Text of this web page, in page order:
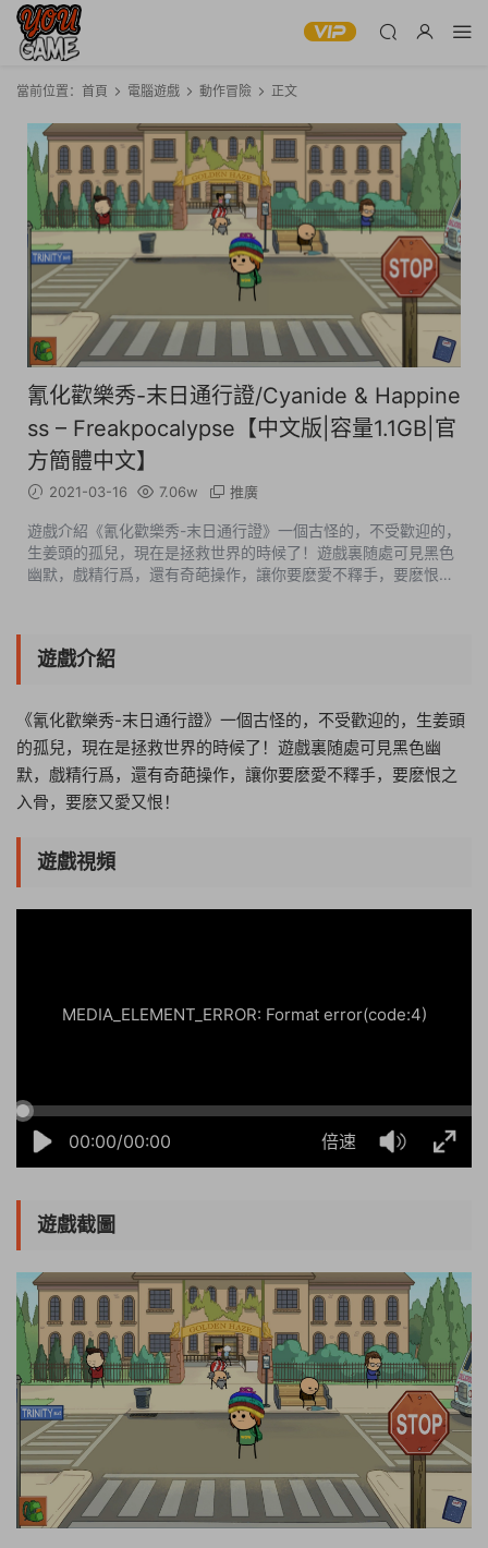
當前位置： 首頁 電腦遊戲 動作冒險 正文
氰化歡樂秀-末日通行證/Cyanide & Happine
ss – Freakpocalypse【中文版|容量1.1GB|官
方簡體中文】
2021-03-16 7.06w 推廣
遊戲介紹《氰化歡樂秀-末日通行證》一個古怪的，不受歡迎的，
生姜頭的孤兒，現在是拯救世界的時候了！遊戲裏随處可見黑色
幽默，戲精行爲，還有奇葩操作，讓你要麽愛不釋手，要麽恨之
遊戲介紹
《氰化歡樂秀-末日通行證》一個古怪的，不受歡迎的，生姜頭
的孤兒，現在是拯救世界的時候了！遊戲裏随處可見黑色幽
默，戲精行爲，還有奇葩操作，讓你要麽愛不釋手，要麽恨之
入骨，要麽又愛又恨！
遊戲視頻
00:00/00:00 倍速
MEDIA_ELEMENT_ERROR: Format error(code:4)
遊戲截圖